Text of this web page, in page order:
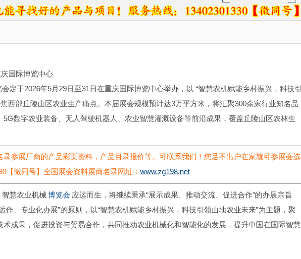
国际博览中心
定于2026年5月29日至31日在重庆国际博览中心举办，以 “智慧农机赋能乡村振兴，科技引
西部丘陵山区农业生产痛点。本届展会规模预计达3万平方米，将汇聚300余家行业知名品
数字农业装备、无人驾驶机器人、农业智慧灌溉设备等前沿成果，覆盖丘陵山区农林生
录参展厂商的产品彩页资料，产品目录报价等。可联系我们！ 您足不出户在家就可参展会选
【微同号】 全国展会资料展商名录网址： www.zg198.net
慧农业机械博览会 应运而生，将继续秉承“展示成果、推动交流、促进合作”的办展宗旨
作、专业化办展”的原则，以“智慧农机赋能乡村振兴，科技引领山地农业未来”为主题，聚
成果，促进投资与贸易合作，共同推动农业机械化和智能化的发展，提升中国在国际智慧